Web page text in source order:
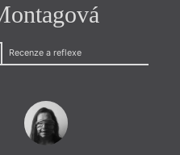
Recenze a reflexe